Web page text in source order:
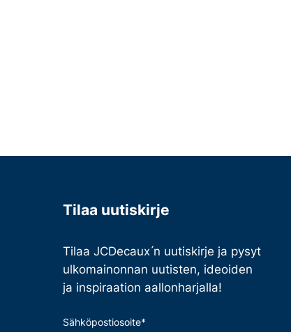
Tilaa uutiskirje
Tilaa JCDecaux ́n uutiskirje ja pysyt
ulkomainonnan uutisten, ideoiden
ja inspiraation aallonharjalla!
Sähköpostiosoite*